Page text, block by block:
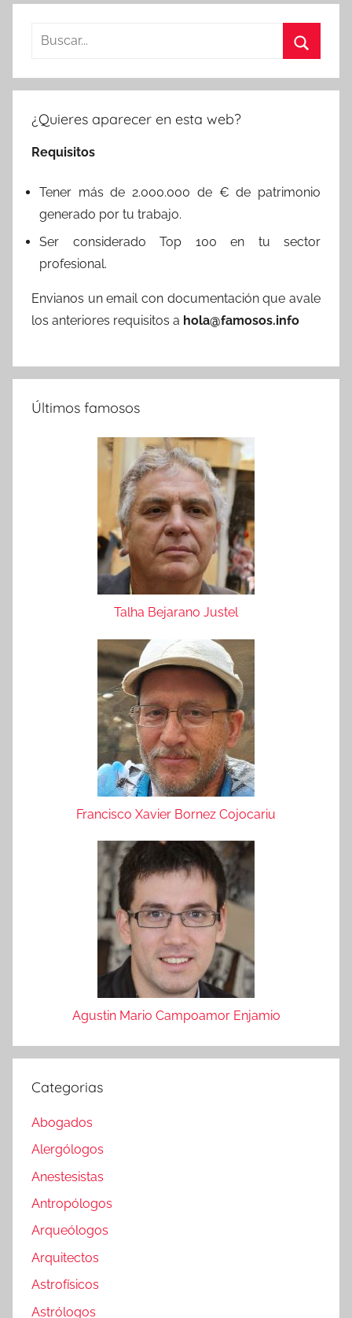
Buscar:
¿Quieres aparecer en esta web?
Requisitos
Tener más de 2.000.000 de € de patrimonio
generado por tu trabajo.
Ser considerado Top 100 en tu sector
profesional.
Envianos un email con documentación que avale
los anteriores requisitos a hola@famosos.info
Últimos famosos
Talha Bejarano Justel
Francisco Xavier Bornez Cojocariu
Agustin Mario Campoamor Enjamio
Categorias
Abogados
Alergólogos
Anestesistas
Antropólogos
Arqueólogos
Arquitectos
Astrofísicos
Astrólogos